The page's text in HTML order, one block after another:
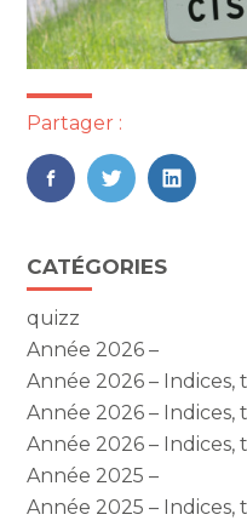
Partager :
FaceBook
Twitter
Blog
sidebar
CATÉGORIES
quizz
Année 2026 –
Année 2026 – Indices,
Année 2026 –
Année 2026 – Indices,
Année 2025 –
Année 2025 – Indices,